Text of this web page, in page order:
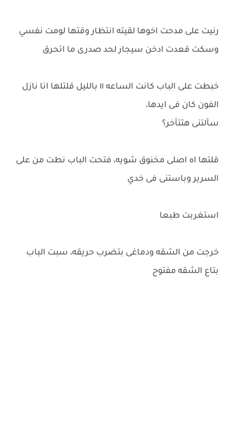
رنيت على مدحت اخوها لقيته انتظار وقتها لومت نفسي
وسكت قعدت ادخن سيجار لحد صدرى ما اتحرق
خبطت على الباب كانت الساعه ١١ بالليل قلتلها انا نازل
الفون كان فى ايدها،
سألتنى هتتأخر؟
قلتها اه اصلى مخنوق شويه، فتحت الباب نطت من على
السرير وباستنى فى خدي
استغربت طبعا
خرجت من الشقه ودماغى بتضرب حريقه، سبت الباب
بتاع الشقه مفتوح